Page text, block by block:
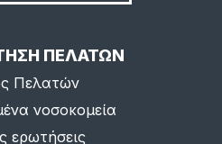
ΠΕΛΑΤΩΝ
Πελατών
νοσοκομεία
ερωτήσεις